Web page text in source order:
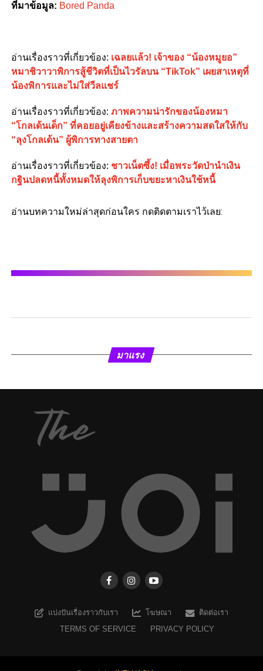
ที่มาข้อมูล: Bored Panda
อ่านเรื่องราวที่เกี่ยวข้อง: เฉลยแล้ว! เจ้าของ “น้องหมูยอ”
หมาชิวาวาพิการสู้ชีวิตที่เป็นไวรัลบน “TikTok” เผยสาเหตุที่
น้องพิการและไม่ใส่วีลแชร์
อ่านเรื่องราวที่เกี่ยวข้อง: ภาพความน่ารักของน้องหมา
“โกลเด้นเด็ก” ที่คอยอยู่เคียงข้างและสร้างความสดใสให้กับ
“ลุงโกลเด้น” ผู้พิการทางสายตา
อ่านเรื่องราวที่เกี่ยวข้อง: ชาวเน็ตซึ้ง! เมื่อพระวัดป่านำเงิน
กฐินปลดหนี้ทั้งหมดให้ลุงพิการเก็บขยะหาเงินใช้หนี้
อ่านบทความใหม่ล่าสุดก่อนใคร กดติดตามเราไว้เลย:
มาแรง
แบ่งปันเรื่องราวกับเรา โฆษณา
ติดต่อเรา
TERMS OF SERVICE
PRIVACY POLICY